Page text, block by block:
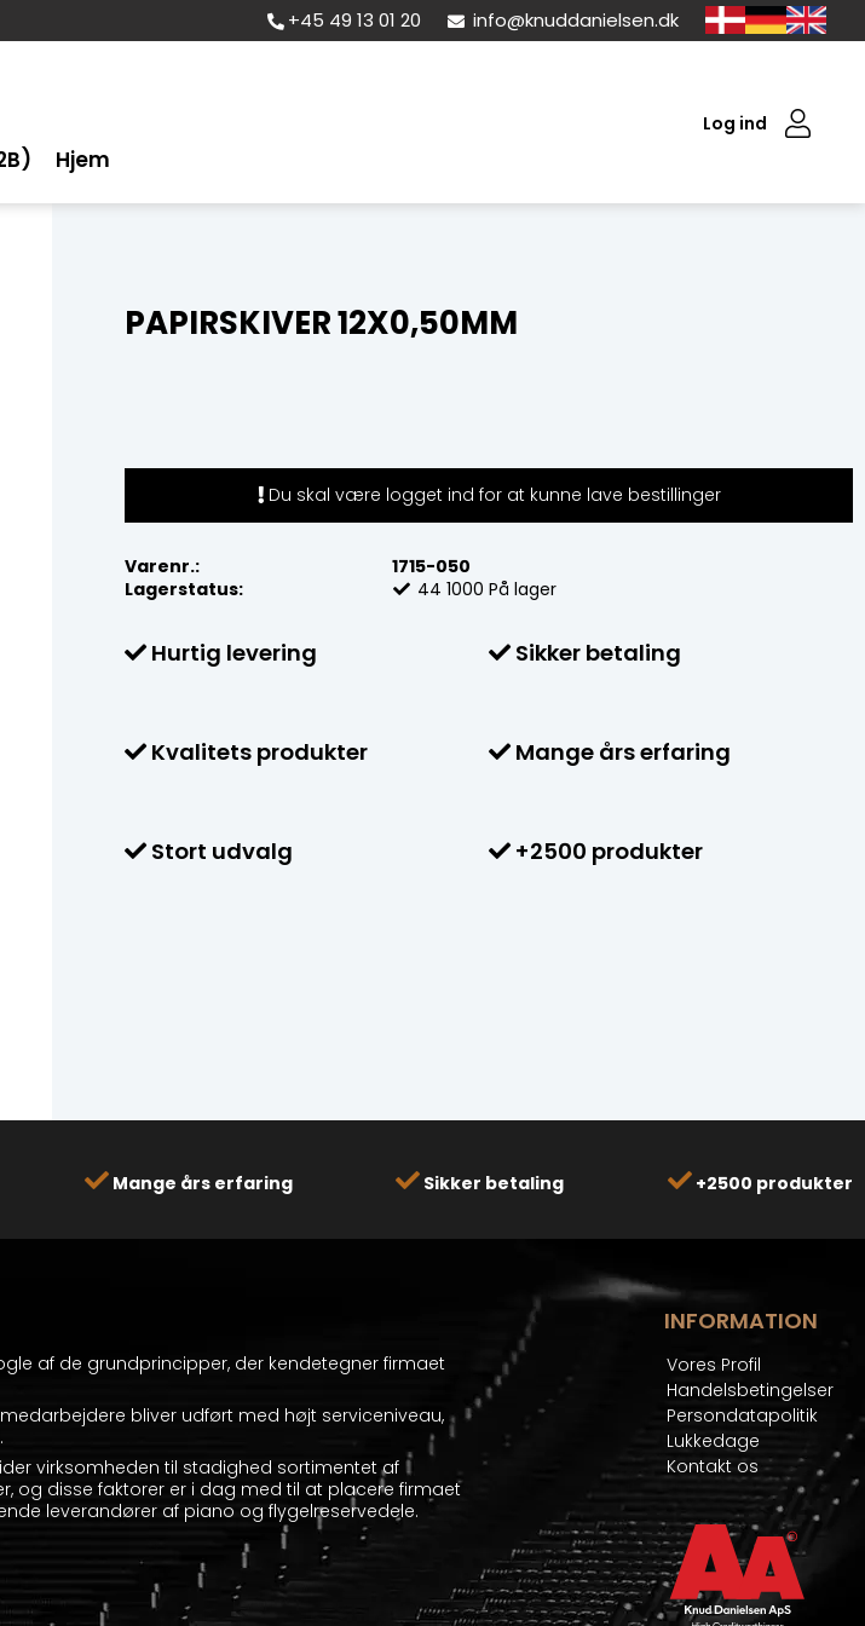
+45 49 13 01 20 info@knuddanielsen.dk
Hjem
Log ind
PAPIRSKIVER 12X0,50MM
Du skal være logget ind for at kunne lave bestillinger
Varenr.:
1715-050
Lagerstatus:
441000 På lager
Hurtig levering Sikker betaling
Kvalitets produkter Mange års erfaring
Stort udvalg +2500 produkter
Mange års erfaring Sikker betaling +2500 produkter
af de grundprincipper, der kendetegner firmaet
bliver udført med højt serviceniveau,
virksomheden til stadighed sortimentet af
og disse faktorer er i dag med til at placere firmaet
leverandører af piano og flygelreservedele.
INFORMATION
Vores Profil
Handelsbetingelser
Persondatapolitik
Lukkedage
Kontakt os